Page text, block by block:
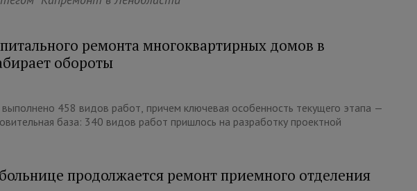
ремонта многоквартирных домов в
обороты
458 видов работ, причем ключевая особенность текущего этапа —
база: 340 видов работ пришлось на разработку проектной
продолжается ремонт приемного отделения